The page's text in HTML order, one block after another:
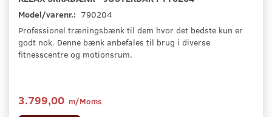
Model/varenr.: 790204
Professionel træningsbænk til dem hvor det bedste kun er
godt nok. Denne bænk anbefales til brug i diverse
fitnesscentre og motionsrum.
3.799,00 m/Moms